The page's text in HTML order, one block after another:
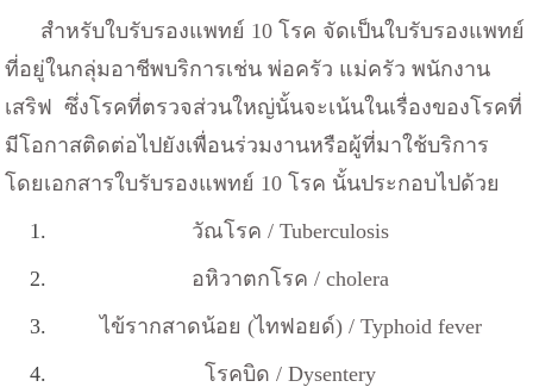
สำหรับใบรับรองแพทย์ 10 โรค จัดเป็นใบรับรองแพทย์
ที่อยู่ในกลุ่มอาชีพบริการเช่น พ่อครัว แม่ครัว พนักงาน
เสริฟ ซึ่งโรคที่ตรวจส่วนใหญ่นั้นจะเน้นในเรื่องของโรคที่
มีโอกาสติดต่อไปยังเพื่อนร่วมงานหรือผู้ที่มาใช้บริการ
โดยเอกสารใบรับรองแพทย์ 10 โรค นั้นประกอบไปด้วย
วัณโรค / Tuberculosis
อหิวาตกโรค / cholera
ไข้รากสาดน้อย (ไทฟอยด์) / Typhoid fever
โรคบิด / Dysentery